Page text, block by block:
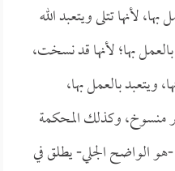
لأنها تتلى ويتعبد الله
بها؛ لأنها قد نسخت،
ويتعبد بالعمل بها،
منسوخ، وكذلك المحكمة
الواضح الجلي- يطلق في